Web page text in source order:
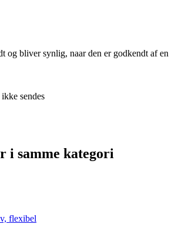
og bliver synlig, naar den er godkendt af en
sendes
i samme kategori